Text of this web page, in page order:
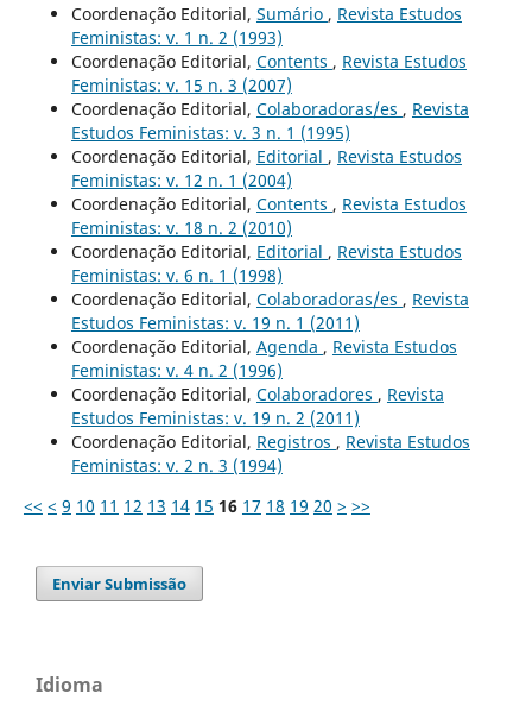
Coordenação Editorial, Sumário , Revista Estudos
Feministas: v. 1 n. 2 (1993)
Coordenação Editorial, Contents , Revista Estudos
Feministas: v. 15 n. 3 (2007)
Coordenação Editorial, Colaboradoras/es , Revista
Estudos Feministas: v. 3 n. 1 (1995)
Coordenação Editorial, Editorial , Revista Estudos
Feministas: v. 12 n. 1 (2004)
Coordenação Editorial, Contents , Revista Estudos
Feministas: v. 18 n. 2 (2010)
Coordenação Editorial, Editorial , Revista Estudos
Feministas: v. 6 n. 1 (1998)
Coordenação Editorial, Colaboradoras/es , Revista
Estudos Feministas: v. 19 n. 1 (2011)
Coordenação Editorial, Agenda , Revista Estudos
Feministas: v. 4 n. 2 (1996)
Coordenação Editorial, Colaboradores , Revista
Estudos Feministas: v. 19 n. 2 (2011)
Coordenação Editorial, Registros , Revista Estudos
Feministas: v. 2 n. 3 (1994)
<< < 9 10 11 12 13 14 15 16 17 18 19 20 > >>
Enviar Submissão
Idioma